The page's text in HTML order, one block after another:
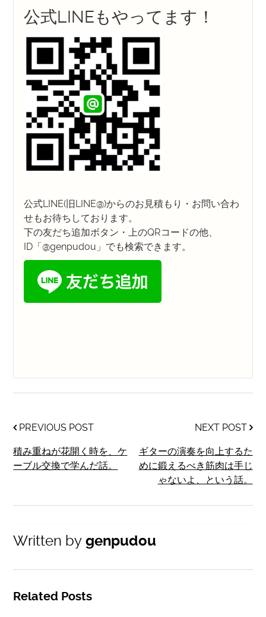
公式LINEもやってます！
公式LINE(旧LINE@)からのお見積もり・お問い合わ
せもお待ちしております。
下の友だち追加ボタン・上のQRコードの他、
ID「@genpudou」でも検索できます。
PREVIOUS POST
積み重ねが花開く時を、ケ
ーブル交換で学んだ話。
NEXT POST
ギターの演奏を向上するた
めに鍛えるべき筋肉は手じ
ゃないよ、という話。
Written by genpudou
Related Posts